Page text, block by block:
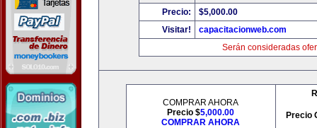
Precio:
$5,000.00
Visitar!
capacitacionweb.com
Serán consideradas
COMPRAR AHORA
Precio $5,000.00
COMPRAR AHORA
Precio